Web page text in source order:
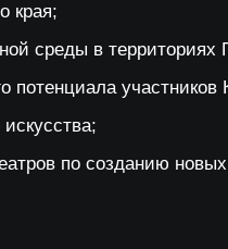
края;
среды в территориях
участников
по созданию новых